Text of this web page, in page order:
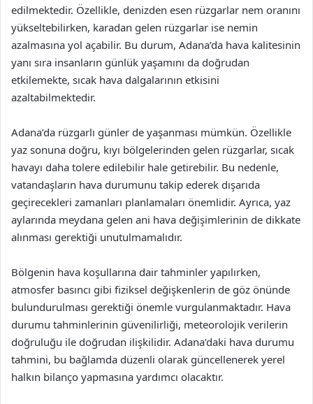
edilmektedir. Özellikle, denizden esen rüzgarlar nem oranını
yükseltebilirken, karadan gelen rüzgarlar ise nemin
azalmasına yol açabilir. Bu durum, Adana’da hava kalitesinin
yanı sıra insanların günlük yaşamını da doğrudan
etkilemekte, sıcak hava dalgalarının etkisini
azaltabilmektedir.
Adana’da rüzgarlı günler de yaşanması mümkün. Özellikle
yaz sonuna doğru, kıyı bölgelerinden gelen rüzgarlar, sıcak
havayı daha tolere edilebilir hale getirebilir. Bu nedenle,
vatandaşların hava durumunu takip ederek dışarıda
geçirecekleri zamanları planlamaları önemlidir. Ayrıca, yaz
aylarında meydana gelen ani hava değişimlerinin de dikkate
alınması gerektiği unutulmamalıdır.
Bölgenin hava koşullarına dair tahminler yapılırken,
atmosfer basıncı gibi fiziksel değişkenlerin de göz önünde
bulundurulması gerektiği önemle vurgulanmaktadır. Hava
durumu tahminlerinin güvenilirliği, meteorolojik verilerin
doğruluğu ile doğrudan ilişkilidir. Adana’daki hava durumu
tahmini, bu bağlamda düzenli olarak güncellenerek yerel
halkın bilanço yapmasına yardımcı olacaktır.